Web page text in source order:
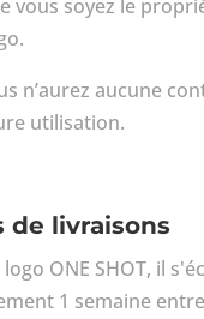
vous soyez le
n’aurez aucune
utilisation.
de livraisons
ONE SHOT, il
1 semaine